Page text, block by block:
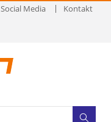
Social Media
Kontakt